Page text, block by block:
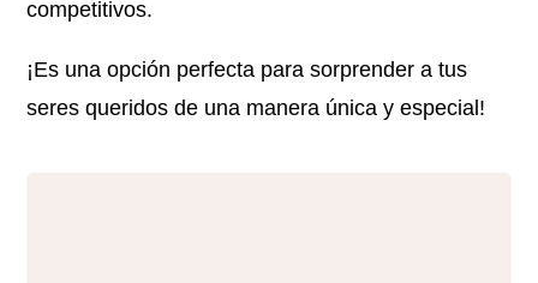
competitivos.
¡Es una opción perfecta para sorprender a tus
seres queridos de una manera única y especial!